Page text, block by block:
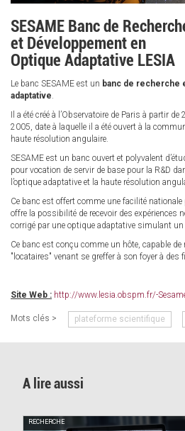
SESAME Banc de
et Développement en
Optique Adaptative LESIA
Le banc SESAME est un banc de recherche
adaptative.
Il a été créé à l’Observatoire de Paris à partir
2005, date à laquelle il a été ouvert à la
haute résolution angulaire.
SESAME est un banc ouvert et polyvalent
pour vocation de servir de base pour la R&D
l’optique adaptative et la haute résolution
Ce banc est offert comme une facilité
offre la possibilité de recevoir des expériences
corrigé par une optique adaptative simulant un
Ce banc est conçu comme un hôte, capable de
"locataires" venant se greffer à son foyer à des
Site Web : http://www.lesia.obspm.fr/-
Mots clés > plateforme scientifique
A lire aussi
RECHERCHE